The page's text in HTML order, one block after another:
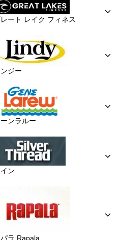
ート レイク フィネス
ンジー
ンラルー
ン
ラ Rapala